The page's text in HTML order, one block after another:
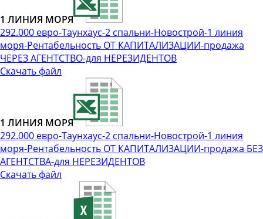
1 ЛИНИЯ МОРЯ
292.000 евро-Таунхаус-2 спальни-Новострой-1 линия
моря-Рентабельность ОТ КАПИТАЛИЗАЦИИ-продажа
ЧЕРЕЗ АГЕНТСТВО-для НЕРЕЗИДЕНТОВ
Скачать файл
1 ЛИНИЯ МОРЯ
292.000 евро-Таунхаус-2 спальни-Новострой-1 линия
моря-Рентабельность ОТ КАПИТАЛИЗАЦИИ-продажа БЕЗ
АГЕНТСТВА-для НЕРЕЗИДЕНТОВ
Скачать файл